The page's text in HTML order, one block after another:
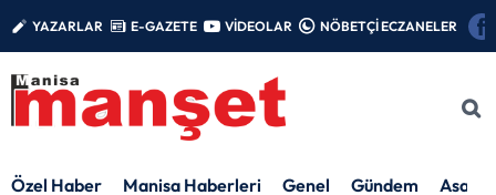
YAZARLAR E-GAZETE VİDEOLAR NÖBETÇİ ECZANELER
Özel Haber Manisa Haberleri Genel Gündem Asayiş